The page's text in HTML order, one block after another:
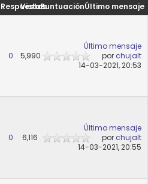
Respuestas
VistasPuntuaciónÚltimo mensaje
0 5,990
Último mensaje
por chujalt
14-03-2021, 20:53
0 6,116
Último mensaje
por chujalt
14-03-2021, 20:55